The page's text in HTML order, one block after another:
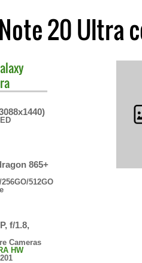
20 Ultra
865+
256GO/512GO
f/1.8,
Cameras
HW